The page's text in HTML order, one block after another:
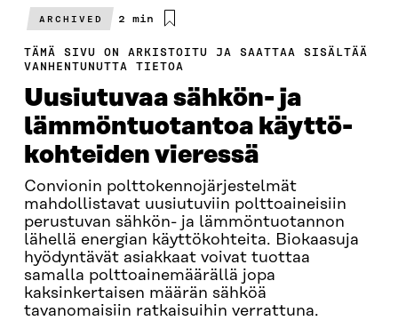
ARCHIVED
Arvioitu
2 min
TÄMÄ SIVU ON ARKISTOITU JA SAATTAA SISÄLTÄÄ
VANHENTUNUTTA TIETOA
Uusiutuvaa sähkön- ja
lämmöntuotantoa käyttö­
kohteiden vieressä
Convionin polttokennojärjestelmät
mahdollistavat uusiutuviin polttoaineisiin
perustuvan sähkön- ja lämmöntuotannon
lähellä energian käyttökohteita. Biokaasuja
hyödyntävät asiakkaat voivat tuottaa
samalla polttoainemäärällä jopa
kaksinkertaisen määrän sähköä
tavanomaisiin ratkaisuihin verrattuna.